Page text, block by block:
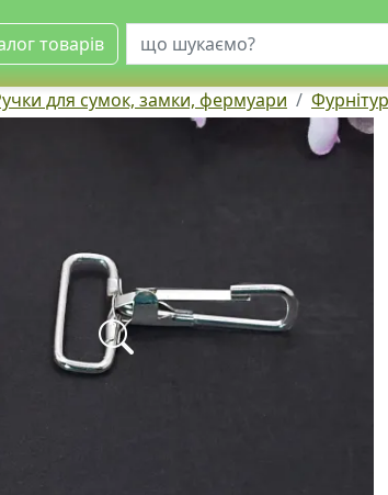
товарів
для сумок, замки, фермуари